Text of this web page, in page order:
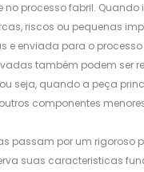
processo fabril. Quando
riscos ou pequenas
e enviada para o
também podem ser
seja, quando a peça
componentes
passam por um rigoroso
suas caracteristicas